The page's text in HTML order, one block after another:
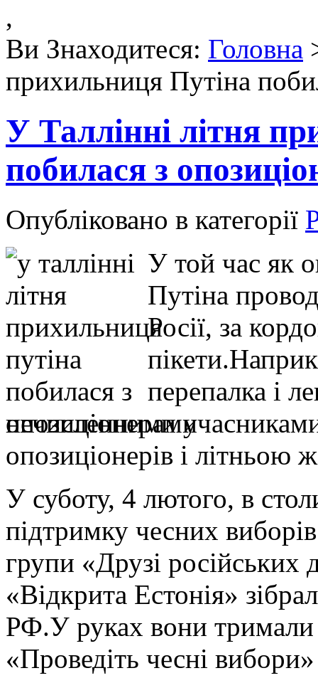
,
Ви Знаходитеся: Головна
прихильниця Путіна
У Таллінні літня
побилася з
Опубліковано в категорії
У той час як
Путіна
Росії, за
перепалка і
нечисленними
опозиціонерів і
У суботу, 4 лютого, в
підтримку чесних
групи «Друзі російських
«Відкрита Естонія»
РФ.У руках вони тримали
«Проведіть чесні